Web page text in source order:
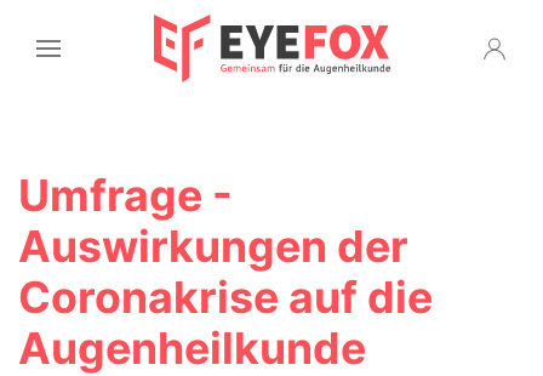
Umfrage -
Auswirkungen der
Coronakrise auf die
Augenheilkunde